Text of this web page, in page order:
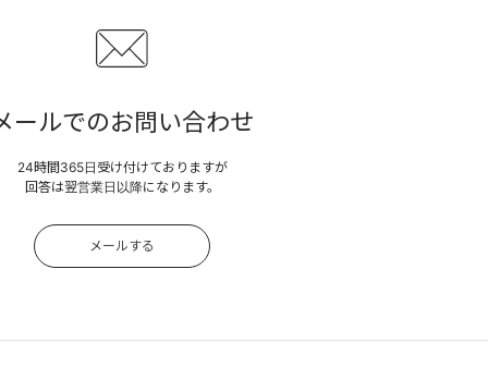
ールでのお問い合わせ
24時間365日受け付けておりますが
回答は翌営業日以降になります。
メールする